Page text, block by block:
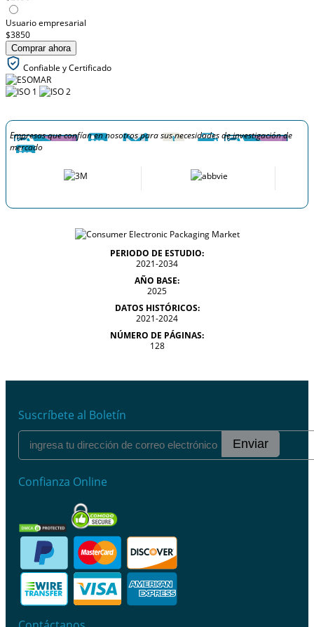
Usuario empresarial
$3850
Comprar ahora
Confiable y Certificado
Empresas que confían en nosotros para sus necesidades de investigación de
mercado
PERIODO DE ESTUDIO:
2021-2034
AÑO BASE:
2025
DATOS HISTÓRICOS:
2021-2024
NÚMERO DE PÁGINAS:
128
Suscríbete al Boletín
Enviar
Confianza Online